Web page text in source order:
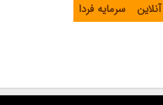
سرمایه فردا